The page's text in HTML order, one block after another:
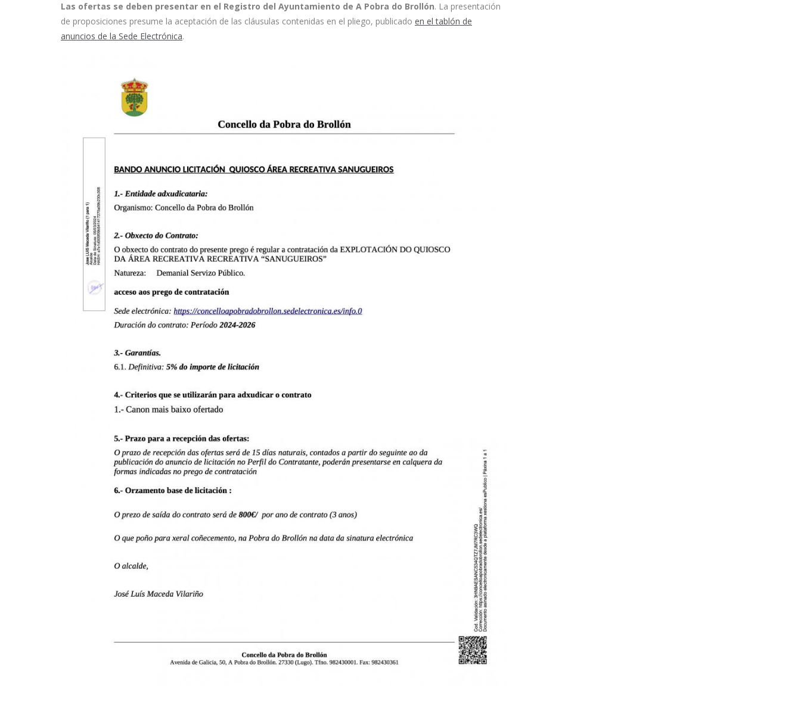
Las ofertas se deben presentar en el Registro del Ayuntamiento de A Pobra do Brollón. La presentación
de proposiciones presume la aceptación de las cláusulas contenidas en el pliego, publicado en el tablón de
anuncios de la Sede Electrónica.